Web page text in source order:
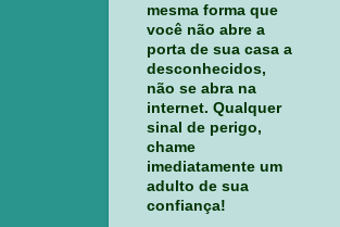
mesma forma que
você não abre a
porta de sua casa a
desconhecidos,
não se abra na
internet. Qualquer
sinal de perigo,
chame
imediatamente um
adulto de sua
confiança!